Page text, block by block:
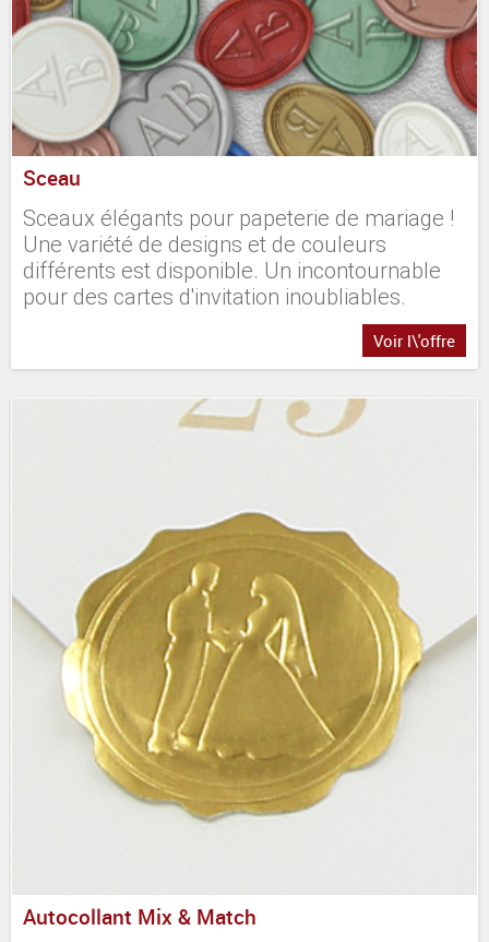
Sceau
Sceaux élégants pour papeterie de mariage !
Une variété de designs et de couleurs
différents est disponible. Un incontournable
pour des cartes d'invitation inoubliables.
Voir l\'offre
Autocollant Mix & Match